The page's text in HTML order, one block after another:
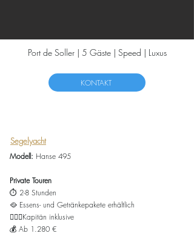
Port de Soller | 5 Gäste | Speed | Luxus
KONTAKT
Segelyacht
Modell: Hanse 495
Private Touren
⏱️ 2-8 Stunden
🥘 Essens- und Getränkepakete erhältlich
👨🏻‍✈️Kapitän inklusive
💰 Ab 1.280 €